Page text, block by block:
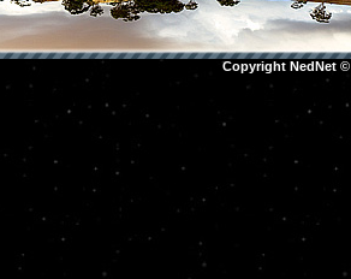
Copyright NedNet